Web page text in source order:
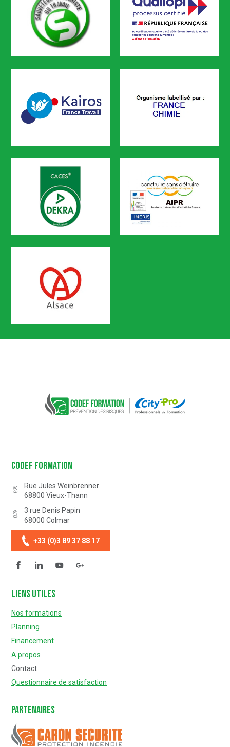
SST Qualiopi
KAIROS FRANCE CHIMIE
CACES AIPR
Certification n° 5619
Partenaire Marque Alsace
Codef Formation
Rue Jules Weinbrenner
68800 Vieux-Thann
3 rue Denis Papin
68000 Colmar
+33 (0)3 89 37 88 17
FacebookLinkedinYouTube
Liens utiles
Nos formations
Planning
Financement
A propos
Contact
Questionnaire de satisfaction
Partenaires
Caron Sécurité